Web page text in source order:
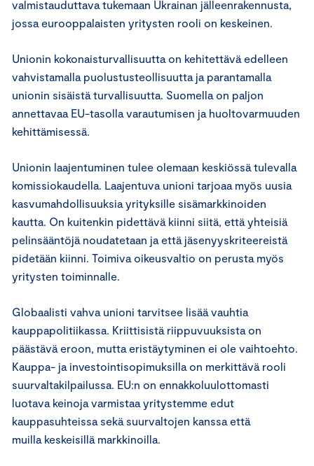
valmistauduttava tukemaan Ukrainan jälleenrakennusta,
jossa eurooppalaisten yritysten rooli on keskeinen.
Unionin kokonaisturvallisuutta on kehitettävä edelleen
vahvistamalla puolustusteollisuutta ja parantamalla
unionin sisäistä turvallisuutta. Suomella on paljon
annettavaa EU-tasolla varautumisen ja huoltovarmuuden
kehittämisessä.
Unionin laajentuminen tulee olemaan keskiössä tulevalla
komissiokaudella. Laajentuva unioni tarjoaa myös uusia
kasvumahdollisuuksia yrityksille sisämarkkinoiden
kautta. On kuitenkin pidettävä kiinni siitä, että yhteisiä
pelinsääntöjä noudatetaan ja että jäsenyyskriteereistä
pidetään kiinni. Toimiva oikeusvaltio on perusta myös
yritysten toiminnalle.
Globaalisti vahva unioni tarvitsee lisää vauhtia
kauppapolitiikassa. Kriittisistä riippuvuuksista on
päästävä eroon, mutta eristäytyminen ei ole vaihtoehto.
Kauppa- ja investointisopimuksilla on merkittävä rooli
suurvaltakilpailussa. EU:n on ennakkoluulottomasti
luotava keinoja varmistaa yritystemme edut
kauppasuhteissa sekä suurvaltojen kanssa että
muilla keskeisillä markkinoilla.